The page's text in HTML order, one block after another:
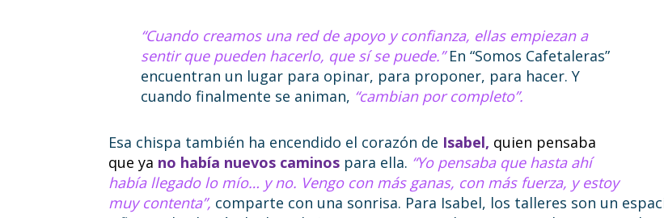
“Cuando creamos una red de apoyo y confianza, ellas empiezan a
sentir que pueden hacerlo, que sí se puede.”En “Somos Cafetaleras”
encuentran un lugar para opinar, para proponer, para hacer. Y
cuando finalmente se animan, “cambian por completo”.
Esa chispa también ha encendido el corazón de Isabel, quien pensaba
que ya no había nuevos caminos para ella. “Yo pensaba que hasta ahí
había llegado lo mío… y no. Vengo con más ganas, con más fuerza, y estoy
muy contenta”, comparte con una sonrisa. Para Isabel, los talleres son un